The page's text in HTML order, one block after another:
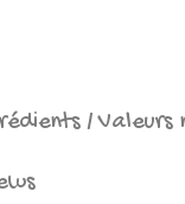
/ Valeurs